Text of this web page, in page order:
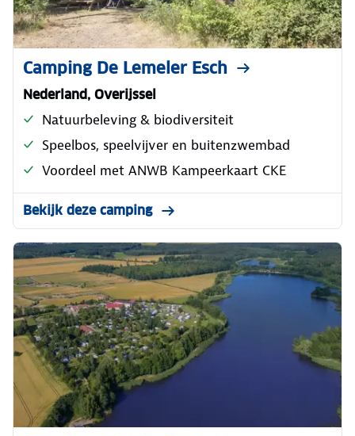
Camping De Lemeler Esch
Nederland, Overijssel
Natuurbeleving & biodiversiteit
Speelbos, speelvijver en buitenzwembad
Voordeel met ANWB Kampeerkaart CKE
Bekijk deze camping